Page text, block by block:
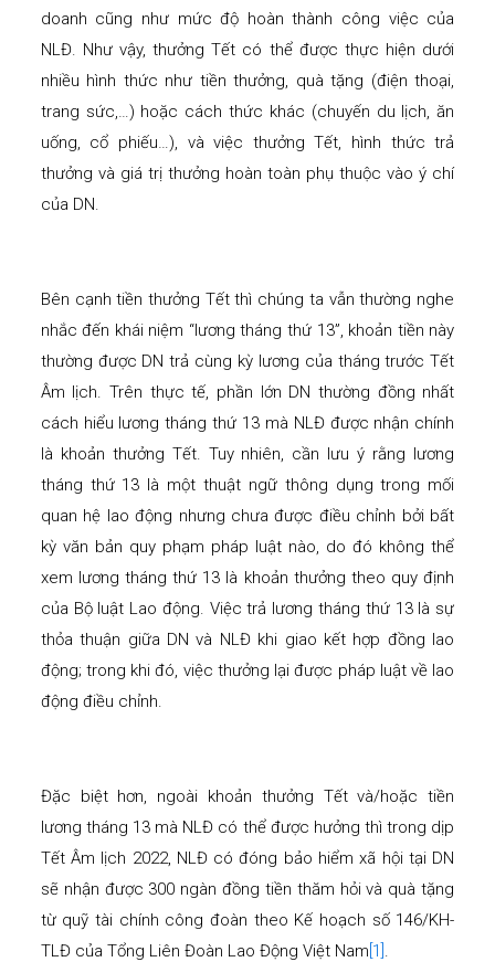
doanh cũng như mức độ hoàn thành công việc của
NLĐ. Như vậy, thưởng Tết có thể được thực hiện dưới
nhiều hình thức như tiền thưởng, quà tặng (điện thoại,
trang sức,…) hoặc cách thức khác (chuyến du lịch, ăn
uống, cổ phiếu…), và việc thưởng Tết, hình thức trả
thưởng và giá trị thưởng hoàn toàn phụ thuộc vào ý chí
của DN.
Bên cạnh tiền thưởng Tết thì chúng ta vẫn thường nghe
nhắc đến khái niệm “lương tháng thứ 13”, khoản tiền này
thường được DN trả cùng kỳ lương của tháng trước Tết
Âm lịch. Trên thực tế, phần lớn DN thường đồng nhất
cách hiểu lương tháng thứ 13 mà NLĐ được nhận chính
là khoản thưởng Tết. Tuy nhiên, cần lưu ý rằng lương
tháng thứ 13 là một thuật ngữ thông dụng trong mối
quan hệ lao động nhưng chưa được điều chỉnh bởi bất
kỳ văn bản quy phạm pháp luật nào, do đó không thể
xem lương tháng thứ 13 là khoản thưởng theo quy định
của Bộ luật Lao động. Việc trả lương tháng thứ 13 là sự
thỏa thuận giữa DN và NLĐ khi giao kết hợp đồng lao
động; trong khi đó, việc thưởng lại được pháp luật về lao
động điều chỉnh.
Đặc biệt hơn, ngoài khoản thưởng Tết và/hoặc tiền
lương tháng 13 mà NLĐ có thể được hưởng thì trong dịp
Tết Âm lịch 2022, NLĐ có đóng bảo hiểm xã hội tại DN
sẽ nhận được 300 ngàn đồng tiền thăm hỏi và quà tặng
từ quỹ tài chính công đoàn theo Kế hoạch số 146/KH-
TLĐ của Tổng Liên Đoàn Lao Động Việt Nam [1] .